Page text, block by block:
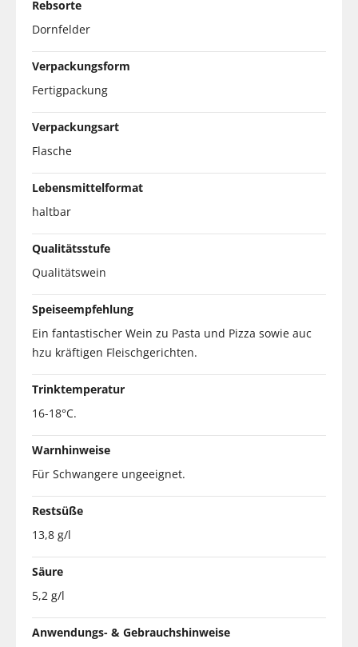
Rebsorte
Dornfelder
Verpackungsform
Fertigpackung
Verpackungsart
Flasche
Lebensmittelformat
haltbar
Qualitätsstufe
Qualitätswein
Speiseempfehlung
Ein fantastischer Wein zu Pasta und Pizza sowie auc
hzu kräftigen Fleischgerichten.
Trinktemperatur
16-18°C.
Warnhinweise
Für Schwangere ungeeignet.
Restsüße
13,8 g/l
Säure
5,2 g/l
Anwendungs- & Gebrauchshinweise